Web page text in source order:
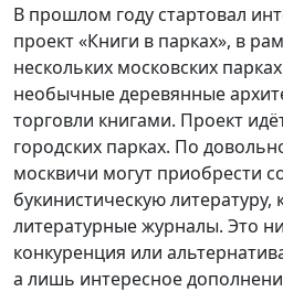
В прошлом году стартовал
проект «Книги в парках», в
нескольких московских
необычные деревянные
торговли книгами. Проект
городских парках. По
москвичи могут приобрести
букинистическую литературу,
литературные журналы. Это
конкуренция или
а лишь интересное